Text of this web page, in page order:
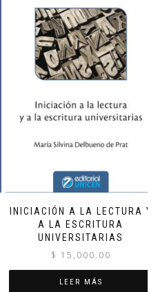
INICIACIÓN A LA LECTURA Y
A LA ESCRITURA
UNIVERSITARIAS
$ 15,000.00
LEER MÁS